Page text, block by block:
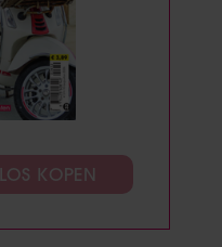
LOS KOPEN